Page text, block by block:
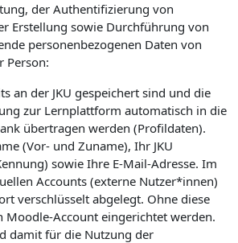
der Authentifizierung von
Erstellung sowie Durchführung von
personenbezogenen Daten von
Person:
an der JKU gespeichert sind und die
zur Lernplattform automatisch in die
übertragen werden (Profildaten).
(Vor- und Zuname), Ihr JKU
sowie Ihre E-Mail-Adresse. Im
Accounts (externe Nutzer*innen)
verschlüsselt abgelegt. Ohne diese
Moodle-Account eingerichtet werden.
damit für die Nutzung der